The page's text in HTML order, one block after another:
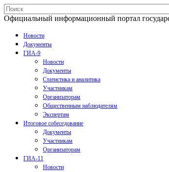
Официальный информационный портал
Новости
Документы
ГИА-9
Новости
Документы
Статистика и аналитика
Участникам
Организаторам
Общественным наблюдателям
Экспертам
Итоговое собеседование
Документы
Участникам
Организаторам
ГИА-11
Новости